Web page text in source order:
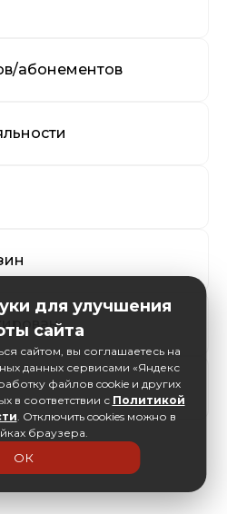
абонементов
для улучшения
сайта
сайтом, вы соглашаетесь на
данных сервисами «Яндекс
файлов cookie и других
в соответствии с Политикой
. Отключить cookies можно в
браузера.
ОК